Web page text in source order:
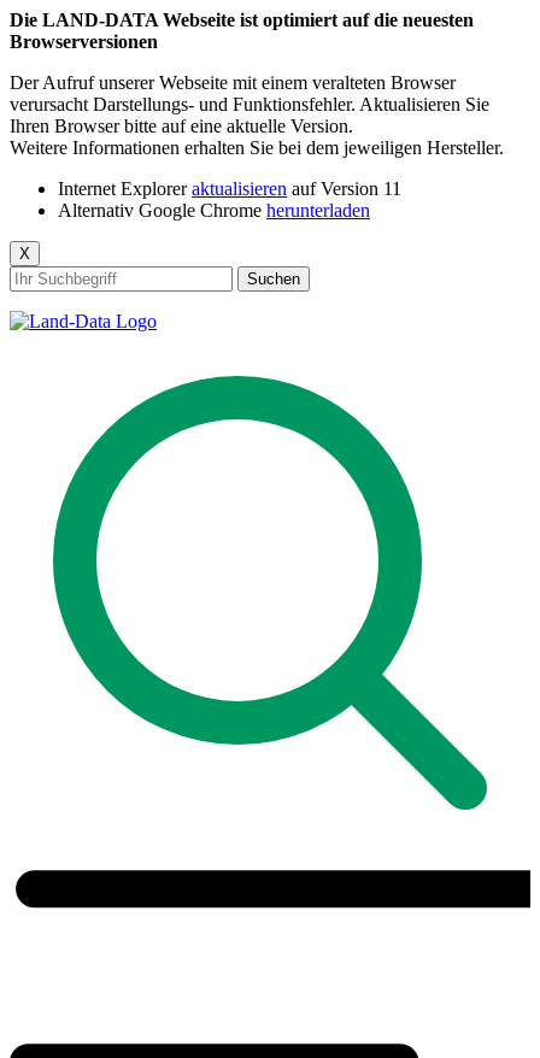
Die LAND-DATA Webseite ist optimiert auf die neuesten
Browserversionen
Der Aufruf unserer Webseite mit einem veralteten Browser
verursacht Darstellungs- und Funktionsfehler. Aktualisieren Sie
Ihren Browser bitte auf eine aktuelle Version.
Weitere Informationen erhalten Sie bei dem jeweiligen Hersteller.
Internet Exploreraktualisieren auf Version 11
Alternativ Google Chrome herunterladen
X
Suchen